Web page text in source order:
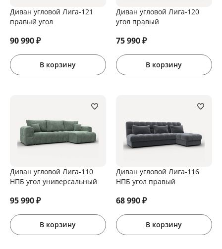
Диван угловой Лига-121
правый угол
90 990₽
В корзину
Диван угловой Лига-120
угол правый
75 990₽
В корзину
Диван угловой Лига-110
НПБ угол универсальный
95 990₽
В корзину
Диван угловой Лига-116
НПБ угол правый
68 990₽
В корзину